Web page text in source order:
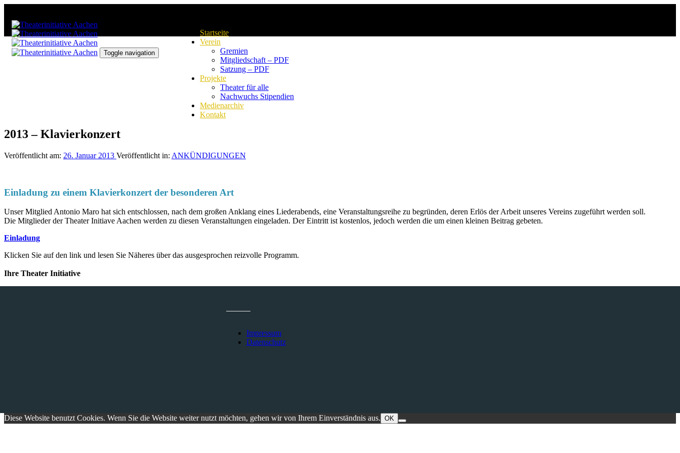
Navigation
springen
Zum
Inhalt
Toggle navigation
Startseite
Verein
Gremien
Mitgliedschaft – PDF
Satzung – PDF
Projekte
Theater für alle
Nachwuchs Stipendien
Medienarchiv
Kontakt
2013 – Klavierkonzert
Veröffentlicht am: 26. Januar 2013 Veröffentlicht in: ANKÜNDIGUNGEN
Einladung zu einem Klavierkonzert der besonderen Art
Unser Mitglied Antonio Maro hat sich entschlossen, nach dem großen Anklang eines Liederabends, eine Veranstaltungsreihe zu begründen, deren Erlös der Arbeit unseres Vereins zugeführt werden soll.
Die Mitglieder der Theater Initiave Aachen werden zu diesen Veranstaltungen eingeladen. Der Eintritt ist kostenlos, jedoch werden die um einen kleinen Beitrag gebeten.
Einladung
Klicken Sie auf den link und lesen Sie Näheres über das ausgesprochen reizvolle Programm.
Ihre Theater Initiative
Impressum
Datenschutz
Diese Website benutzt Cookies. Wenn Sie die Website weiter nutzt möchten, gehen wir von Ihrem Einverständnis aus. OK